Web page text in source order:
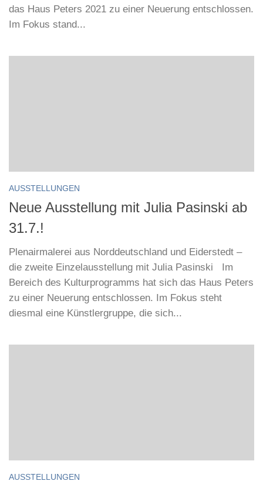
das Haus Peters 2021 zu einer Neuerung entschlossen.
Im Fokus stand...
AUSSTELLUNGEN
Neue Ausstellung mit Julia Pasinski ab
31.7.!
Plenairmalerei aus Norddeutschland und Eiderstedt –
die zweite Einzelausstellung mit Julia Pasinski Im
Bereich des Kulturprogramms hat sich das Haus Peters
zu einer Neuerung entschlossen. Im Fokus steht
diesmal eine Künstlergruppe, die sich...
AUSSTELLUNGEN